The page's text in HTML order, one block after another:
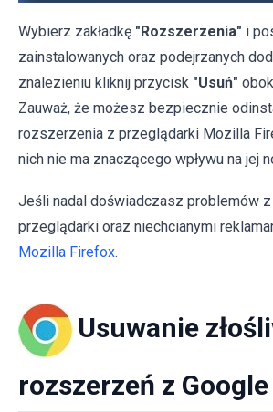
Wybierz zakładkę "Rozszerzenia" i
zainstalowanych oraz podejrzanych
znalezieniu kliknij przycisk "Usuń"
Zauważ, że możesz bezpiecznie
rozszerzenia z przeglądarki Mozilla
nich nie ma znaczącego wpływu na jej
Jeśli nadal doświadczasz problemów
przeglądarki oraz niechcianymi
Mozilla Firefox.
Usuwanie
rozszerzeń z